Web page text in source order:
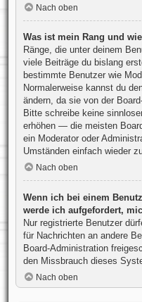
Nach oben
Was ist mein Rang und
Ränge, die unter deinem
viele Beiträge du bislang
bestimmte Benutzer wie
Normalerweise kannst du
ändern, da sie von der
Bitte schreibe keine
erhöhen — die meisten
ein Moderator oder
Umständen einfach wieder
Nach oben
Wenn ich bei einem
werde ich aufgefordert,
Nur registrierte Benutzer
für Nachrichten an andere
Board-Administration
den Missbrauch dieses
Nach oben